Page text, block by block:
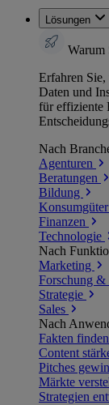
Lösungen
Warum
Erfahren
Daten und
für effiziente
Nach
Agenturen
Beratungen
Bildung
Konsumgüter
Finanzen
Technologie
Nach
Marketing
Forschung
Strategie
Sales
Nach
Fakten finden
Content
Pitches
Märkte
Strategien